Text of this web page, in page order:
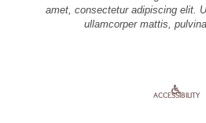
amet, consectetur adipiscing elit.
ullamcorper mattis,
ACCESSIBILITY